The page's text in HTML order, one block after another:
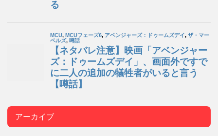
アーカイブ